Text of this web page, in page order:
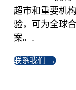
超市和重要机
验，可为全球
案。.
联系我们 →